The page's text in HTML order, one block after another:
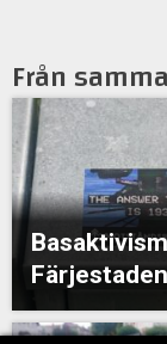
Från
Färjestaden